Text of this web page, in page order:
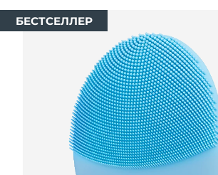
БЕСТСЕЛЛЕР